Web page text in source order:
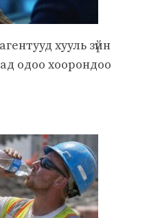
хууль зүйн
одоо хоорондоо